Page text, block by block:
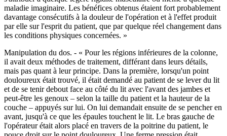
maladie imaginaire. Les bénéfices obtenus étaient fort probablement
davantage consécutifs à la douleur de l'opération et à l'effet produit
par elle sur l'esprit du patient, que par quelque réel changement dans
les conditions physiques concernées. »
Manipulation du dos. - « Pour les régions inférieures de la colonne,
il avait deux méthodes de traitement, différant dans leurs détails,
mais pas quant à leur principe. Dans la première, lorsqu'un point
douloureux était trouvé, il était demandé au patient de se lever du lit
et de se tenir debout face au côté du lit avec l'avant des jambes et
peut-être les genoux – selon la taille du patient et la hauteur de la
couche – appuyés sur lui. On lui demandait ensuite de se pencher en
avant, jusqu'à ce que les épaules touchent le lit. Le bras gauche de
l'opérateur était alors placé en travers de la poitrine du patient, le